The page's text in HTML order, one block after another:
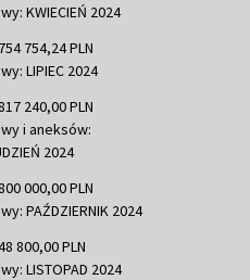
KWIECIEŃ 2024
754,24 PLN
LIPIEC 2024
240,00 PLN
i aneksów:
2024
000,00 PLN
PAŹDZIERNIK 2024
800,00 PLN
LISTOPAD 2024